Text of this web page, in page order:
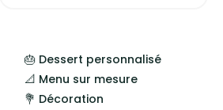
🎂 Dessert personnalisé
📐 Menu sur mesure
💐 Décoration